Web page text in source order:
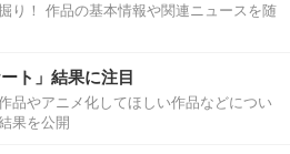
り！ 作品の基本情報や関連ニュースを随
ト」結果に注目
品やアニメ化してほしい作品などについ
果を公開